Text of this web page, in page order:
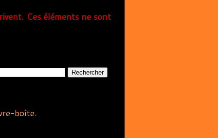
Ces éléments ne sont
boîte.